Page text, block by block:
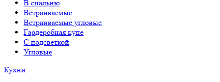
В спальню
Встраиваемые
Встраиваемые угловые
Гардеробная купе
С подсветкой
Угловые
Кухни